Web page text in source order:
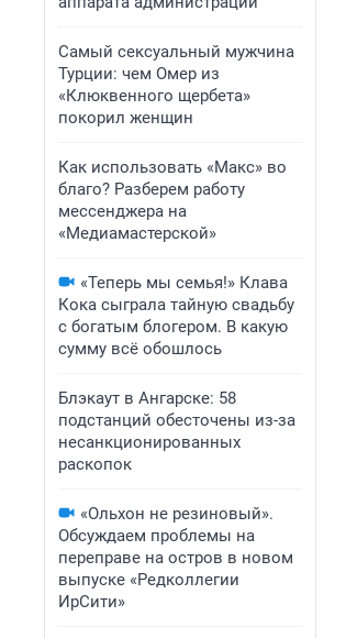
Самый сексуальный мужчина
Турции: чем Омер из
«Клюквенного щербета»
покорил женщин
Как использовать «Макс» во
благо? Разберем работу
мессенджера на
«Медиамастерской»
«Теперь мы семья!» Клава
Кока сыграла тайную свадьбу
с богатым блогером. В какую
сумму всё обошлось
Блэкаут в Ангарске: 58
подстанций обесточены из-за
несанкционированных
раскопок
«Ольхон не резиновый».
Обсуждаем проблемы на
переправе на остров в новом
выпуске «Редколлегии
ИрСити»